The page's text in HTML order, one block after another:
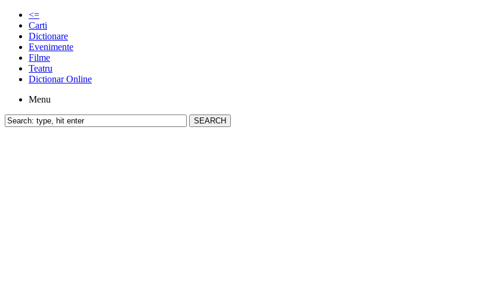
<=
Carti
Dictionare
Evenimente
Filme
Teatru
Dictionar Online
Menu